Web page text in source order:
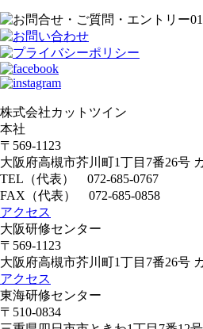
株式会社カットツイン
本社
〒569-1123
大阪府高槻市芥川町1丁目7番26号
TEL（代表） 072-685-0767
FAX（代表） 072-685-0858
アクセス
大阪研修センター
〒569-1123
大阪府高槻市芥川町1丁目7番26号
アクセス
東海研修センター
〒510-0834